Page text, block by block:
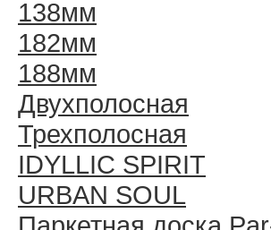
138мм
182мм
188мм
Двухполосная
Трехполосная
IDYLLIC SPIRIT
URBAN SOUL